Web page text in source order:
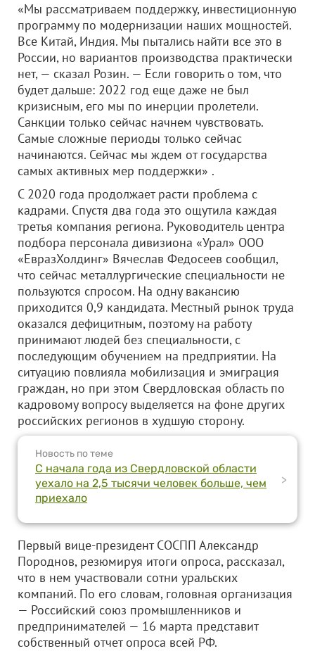
«Мы рассматриваем поддержку, инвестиционную
программу по модернизации наших мощностей.
Все Китай, Индия. Мы пытались найти все это в
России, но вариантов производства практически
нет, — сказал Розин. — Если говорить о том, что
будет дальше: 2022 год еще даже не был
кризисным, его мы по инерции пролетели.
Санкции только сейчас начнем чувствовать.
Самые сложные периоды только сейчас
начинаются. Сейчас мы ждем от государства
самых активных мер поддержки» .
С 2020 года продолжает расти проблема с
кадрами. Спустя два года это ощутила каждая
третья компания региона. Руководитель центра
подбора персонала дивизиона «Урал» ООО
«ЕвразХолдинг» Вячеслав Федосеев сообщил,
что сейчас металлургические специальности не
пользуются спросом. На одну вакансию
приходится 0,9 кандидата. Местный рынок труда
оказался дефицитным, поэтому на работу
принимают людей без специальности, с
последующим обучением на предприятии. На
ситуацию повлияла мобилизация и эмиграция
граждан, но при этом Свердловская область по
кадровому вопросу выделяется на фоне других
российских регионов в худшую сторону.
Новость по теме
С начала года из Свердловской области
уехало на 2,5 тысячи человек больше, чем
приехало
>
Первый вице-президент СОСПП Александр
Породнов, резюмируя итоги опроса, рассказал,
что в нем участвовали сотни уральских
компаний. По его словам, головная организация
— Российский союз промышленников и
предпринимателей — 16 марта представит
собственный отчет опроса всей РФ.